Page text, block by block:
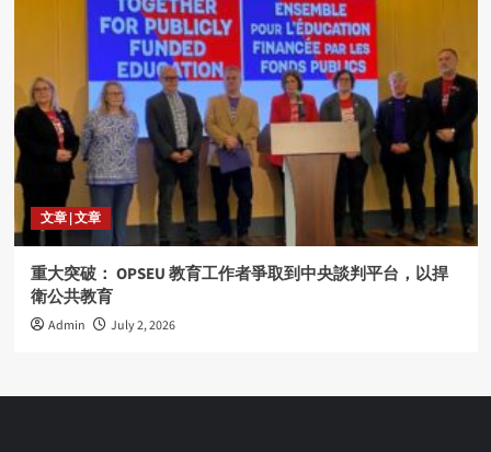
文章 | 文章
重大突破： OPSEU 教育工作者爭取到中央談判平台，以捍
衛公共教育
Admin July 2, 2026